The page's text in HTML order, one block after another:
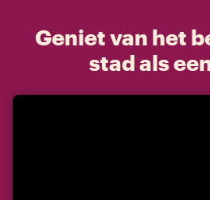
Geniet van het
stad als